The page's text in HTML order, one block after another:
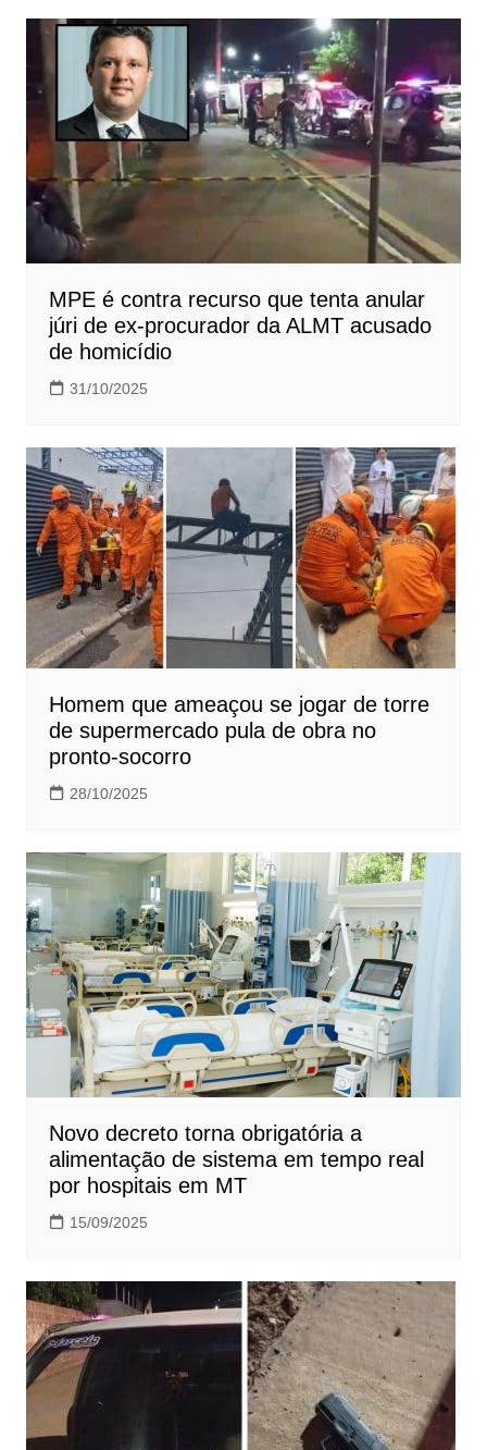
Post
MPE é contra recurso que tenta anular
júri de ex-procurador da ALMT acusado
de homicídio
31/10/2025
Homem que ameaçou se jogar de torre
de supermercado pula de obra no
pronto-socorro
28/10/2025
Novo decreto torna obrigatória a
alimentação de sistema em tempo real
por hospitais em MT
15/09/2025